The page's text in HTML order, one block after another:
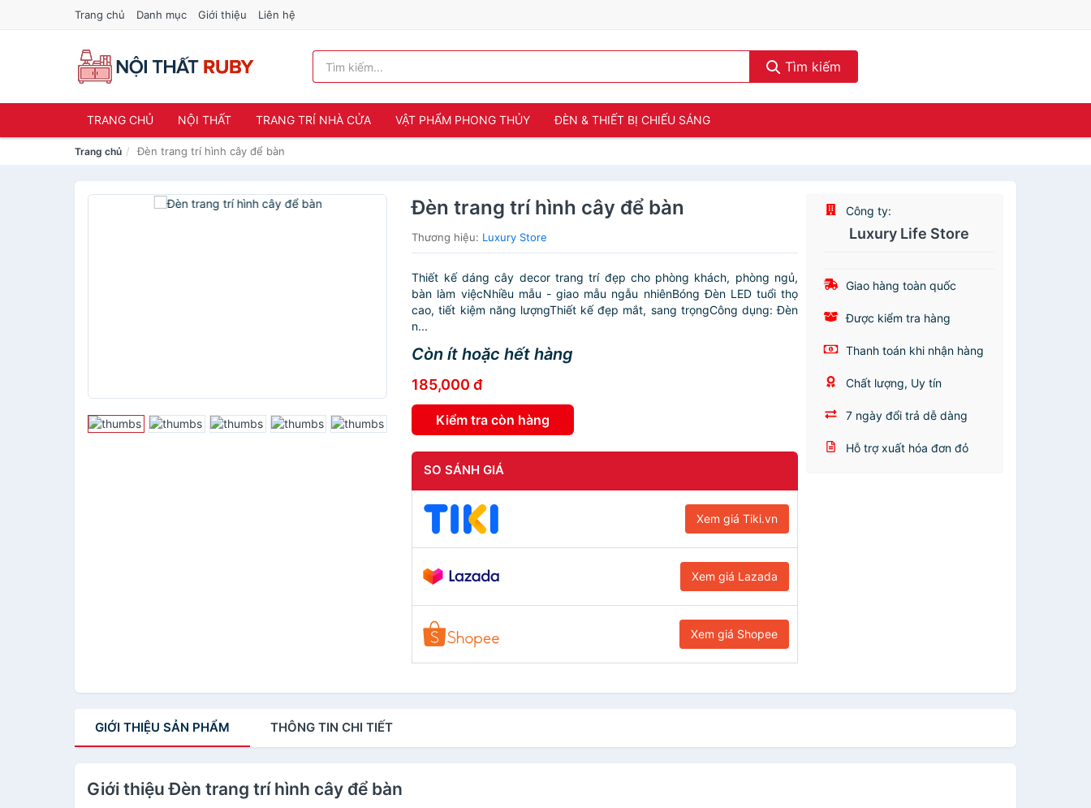
Trang chủ Danh mục Giới thiệu Liên hệ
Tìm kiếm
TRANG CHỦ NỘI THẤT TRANG TRÍ NHÀ CỬA VẬT PHẨM PHONG THỦY ĐÈN & THIẾT BỊ CHIẾU SÁNG
Trang chủ Đèn trang trí hình cây để bàn
Đèn trang trí hình cây để bàn
Thương hiệu: Luxury Store
Thiết kế dáng cây decor trang trí đẹp cho phòng khách, phòng ngủ,
bàn làm việcNhiều mẫu - giao mẫu ngẫu nhiênBóng Đèn LED tuổi thọ
cao, tiết kiệm năng lượngThiết kế đẹp mắt, sang trọngCông dụng: Đèn
n...
Còn ít hoặc hết hàng
185,000 đ
Kiểm tra còn hàng
SO SÁNH GIÁ
Xem giá Tiki.vn
Xem giá Lazada
Xem giá Shopee
Công ty:
Luxury Life Store
Giao hàng toàn quốc
Được kiểm tra hàng
Thanh toán khi nhận hàng
Chất lượng, Uy tín
7 ngày đổi trả dễ dàng
Hỗ trợ xuất hóa đơn đỏ
GIỚI THIỆU SẢN PHẨM THÔNG TIN CHI TIẾT
Giới thiệu Đèn trang trí hình cây để bàn